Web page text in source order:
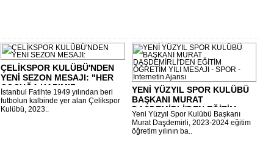
ÇELİKSPOR KULÜBÜ'NDEN
YENİ SEZON MESAJI: "HER
ÇOCUĞA KAPIMIZ..
İstanbul Fatihte 1949 yılından beri
futbolun kalbinde yer alan Çelikspor
Kulübü, 2023..
YENİ YÜZYIL SPOR KULÜBÜ
BAŞKANI MURAT
DAŞDEMİRLİ'DEN EĞİTİM ..
Yeni Yüzyıl Spor Kulübü Başkanı
Murat Daşdemirli, 2023-2024 eğitim
öğretim yılının ba..